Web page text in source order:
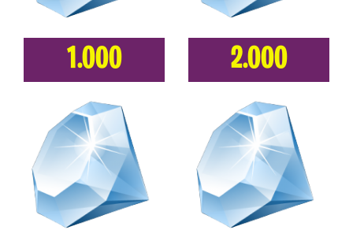
1.000 2.000